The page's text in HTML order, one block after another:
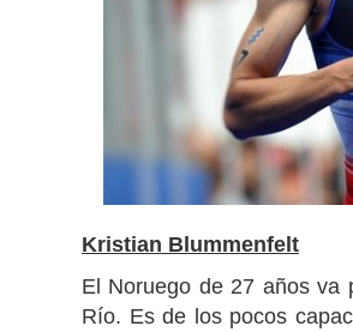
Kristian Blummenfelt
El Noruego de 27 años va
Río. Es de los pocos